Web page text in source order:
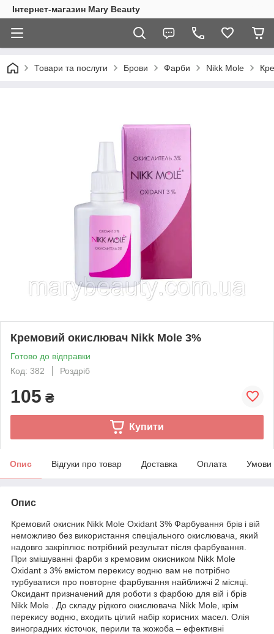
Інтернет-магазин Mary Beauty
Товари та послуги Брови Фарби Nikk Mole
Кремовий окислювач Nikk Mole 3%
Готово до відправки
Код: 382
Роздріб
105 ₴
Купити
Опис Відгуки про товар Доставка Оплата Умови
Опис
Кремовий окисник Nikk Mole Oxidant 3% Фарбування брів і вій
неможливо без використання спеціального окислювача, який
надовго закріплює потрібний результат після фарбування.
При змішуванні фарби з кремовим окисником Nikk Mole
Oxidant з 3% вмістом перекису водню вам не потрібно
турбуватися про повторне фарбування найближчі 2 місяці.
Оксидант призначений для роботи з фарбою для вій і брів
Nikk Mole . До складу рідкого окислювача Nikk Mole, крім
перекису водню, входить цілий набір корисних масел. Олія
виноградних кісточок, перили та жожоба – ефективні